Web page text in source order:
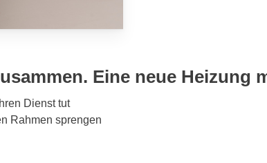
Eine neue Heizung
Dienst tut
Rahmen sprengen